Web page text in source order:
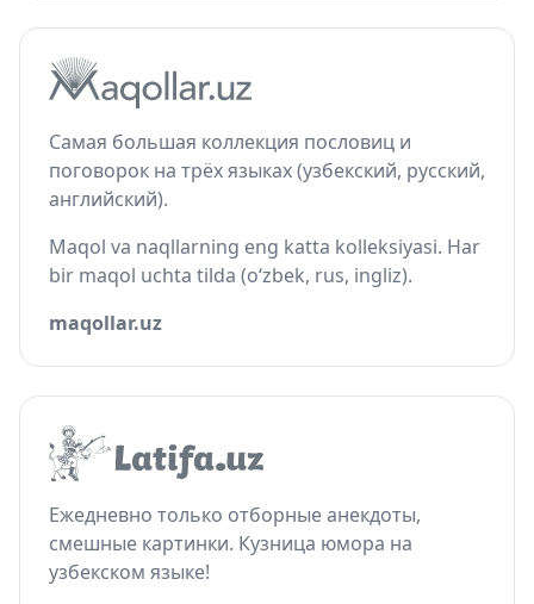
Самая большая коллекция пословиц и
поговорок на трёх языках (узбекский, русский,
английский).
Maqol va naqllarning eng katta kolleksiyasi. Har
bir maqol uchta tilda (o‘zbek, rus, ingliz).
maqollar.uz
Ежедневно только отборные анекдоты,
смешные картинки. Кузница юмора на
узбекском языке!